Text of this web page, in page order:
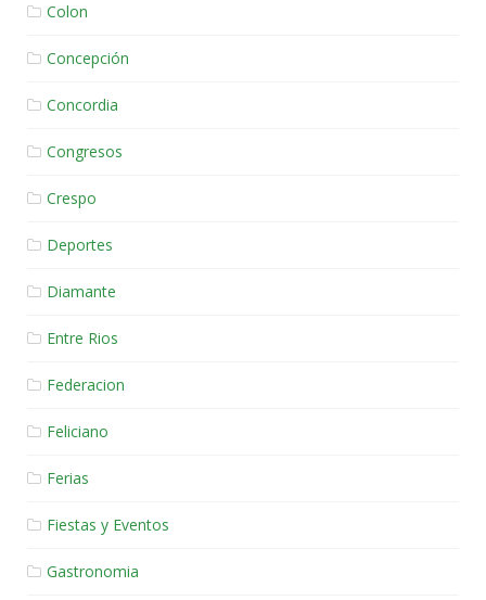
Colon
Concepción
Concordia
Congresos
Crespo
Deportes
Diamante
Entre Rios
Federacion
Feliciano
Ferias
Fiestas y Eventos
Gastronomia